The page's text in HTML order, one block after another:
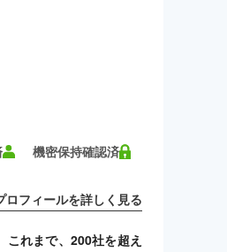
機密保持確認済
ロフィールを詳しく見る
れまで、200社を超え